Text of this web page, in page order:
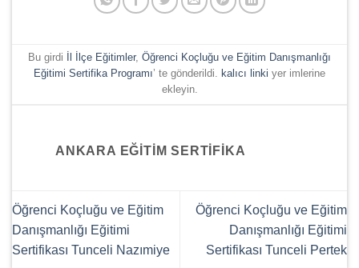
Bu girdi İl İlçe Eğitimler, Öğrenci Koçluğu ve Eğitim Danışmanlığı
Eğitimi Sertifika Programı’ te gönderildi. kalıcı linki yer imlerine
ekleyin.
ANKARA EĞITIM SERTIFIKA
Öğrenci Koçluğu ve Eğitim
Danışmanlığı Eğitimi
Sertifikası Tunceli Nazımiye
Öğrenci Koçluğu ve Eğitim
Danışmanlığı Eğitimi
Sertifikası Tunceli Pertek